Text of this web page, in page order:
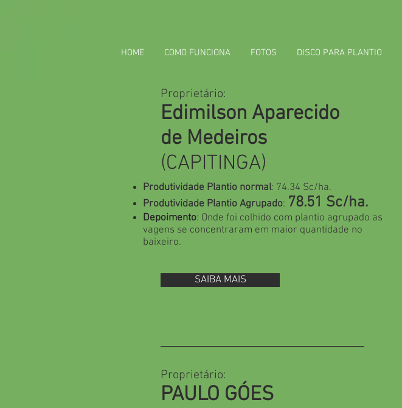
HOME COMO FUNCIONA FOTOS DISCO PARA PLANTIO
Proprietário:
Edimilson Aparecido
de Medeiros
(CAPITINGA)
Produtividade Plantio normal: 74.34 Sc/ha.
Produtividade Plantio Agrupado: 78.51 Sc/ha.
Depoimento: Onde foi colhido com plantio agrupado as
vagens se concentraram em maior quantidade no
baixeiro.
SAIBA MAIS
Proprietário:
PAULO GÓES